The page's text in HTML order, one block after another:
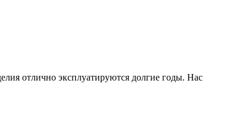
отлично эксплуатируются долгие годы. Нас